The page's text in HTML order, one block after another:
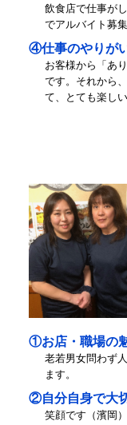
飲食店で仕事が
でアルバイト募
④仕事のやりが
お客様から「あ
です。それから
て、とても楽しい
①お店・職場の
老若男女問わず
ます。
②自分自身で大
笑顔です（濱岡）